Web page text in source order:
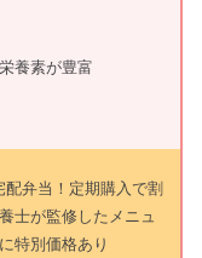
養素が豊富
弁当！定期購入で割
士が監修したメニュ
特別価格あり